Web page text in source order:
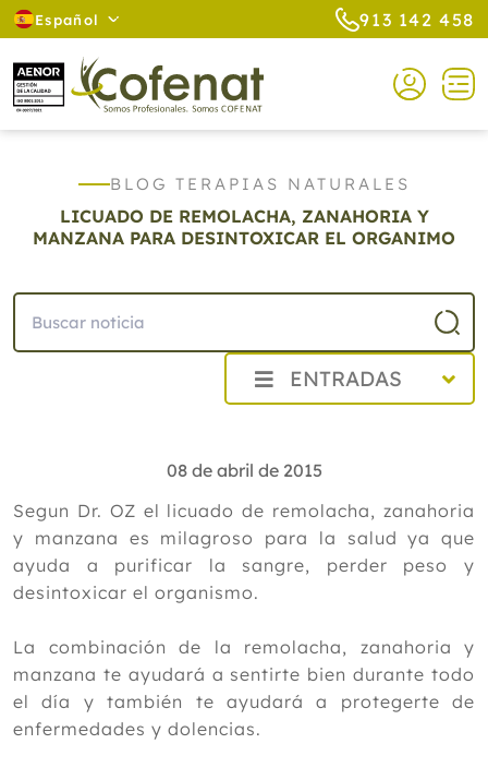
Español 913 142 458
BLOG TERAPIAS NATURALES
LICUADO DE REMOLACHA, ZANAHORIA Y
MANZANA PARA DESINTOXICAR EL ORGANIMO
ENTRADAS
2025
2024
2023
2022
2020
2019
2018
08 de abril de 2015
Segun Dr. OZ el licuado de remolacha, zanahoria
y manzana es milagroso para la salud ya que
ayuda a purificar la sangre, perder peso y
desintoxicar el organismo.
La combinación de la remolacha, zanahoria y
manzana te ayudará a sentirte bien durante todo
el día y también te ayudará a protegerte de
enfermedades y dolencias.